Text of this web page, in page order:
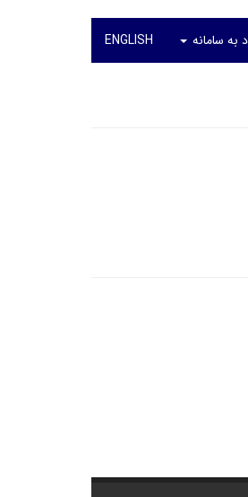
به سامانه ENGLISH